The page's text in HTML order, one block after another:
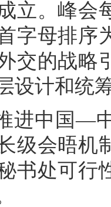
立。峰会
字母排序
交的战略
设计和统
进中国—
级会晤机
书处可